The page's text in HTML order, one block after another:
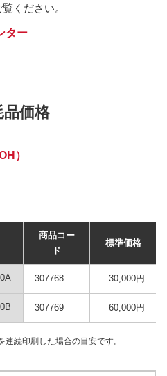
ください。
ター
品価格
）
商品コー
ド
標準価格
307768 30,000円
307769 60,000円
続印刷した場合の目安です。